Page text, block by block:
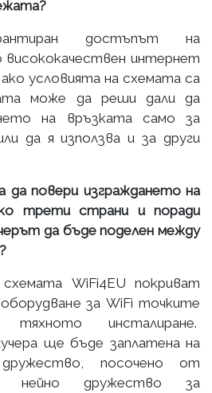
достъпът на
интернет
условията на схемата са
може да реши дали да
на връзката само за
да я използва и за други
повери изграждането на
трети страни и поради
да бъде поделен между
WiFi4EU покриват
за WiFi точките
инсталиране.
ще бъде заплатена на
дружество, посочено от
нейно дружество за